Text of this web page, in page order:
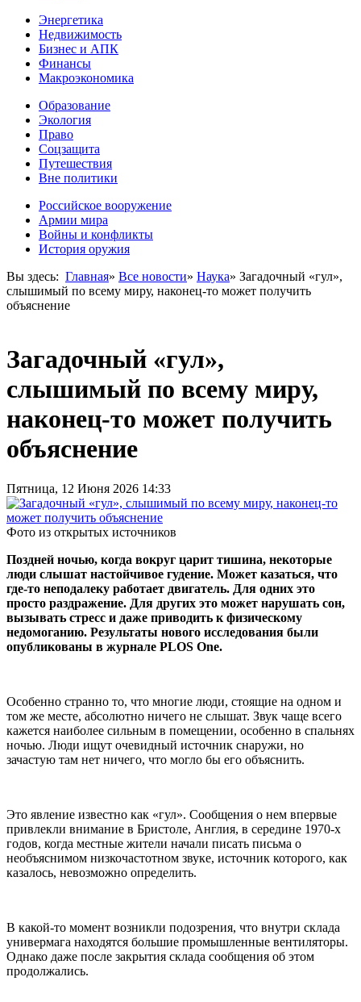
Энергетика
Недвижимость
Бизнес и АПК
Финансы
Макроэкономика
Образование
Экология
Право
Соцзащита
Путешествия
Вне политики
Российское вооружение
Армии мира
Войны и конфликты
История оружия
Вы здесь: Главная» Все новости» Наука» Загадочный «гул»,
слышимый по всему миру, наконец-то может получить
объяснение
Загадочный «гул»,
слышимый по всему миру,
наконец-то может получить
объяснение
Пятница, 12 Июня 2026 14:33
Фото из открытых источников
Поздней ночью, когда вокруг царит тишина, некоторые
люди слышат настойчивое гудение. Может казаться, что
где-то неподалеку работает двигатель. Для одних это
просто раздражение. Для других это может нарушать сон,
вызывать стресс и даже приводить к физическому
недомоганию. Результаты нового исследования были
опубликованы в журнале PLOS One.
Особенно странно то, что многие люди, стоящие на одном и
том же месте, абсолютно ничего не слышат. Звук чаще всего
кажется наиболее сильным в помещении, особенно в спальнях
ночью. Люди ищут очевидный источник снаружи, но
зачастую там нет ничего, что могло бы его объяснить.
Это явление известно как «гул». Сообщения о нем впервые
привлекли внимание в Бристоле, Англия, в середине 1970-х
годов, когда местные жители начали писать письма о
необъяснимом низкочастотном звуке, источник которого, как
казалось, невозможно определить.
В какой-то момент возникли подозрения, что внутри склада
универмага находятся большие промышленные вентиляторы.
Однако даже после закрытия склада сообщения об этом
продолжались.